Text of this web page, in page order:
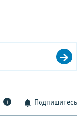
Подпишитесь